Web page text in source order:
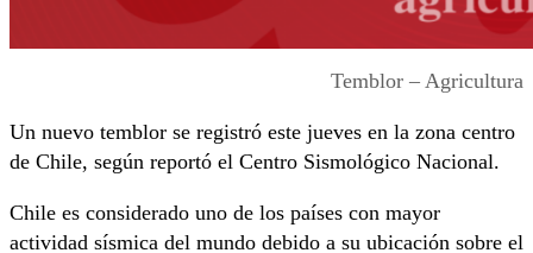
Temblor – Agricultura
Un nuevo temblor se registró este jueves en la zona centro
de Chile, según reportó el Centro Sismológico Nacional.
Chile es considerado uno de los países con mayor
actividad sísmica del mundo debido a su ubicación sobre el